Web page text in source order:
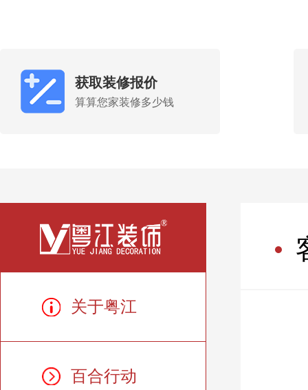
获取装修报价
算算您家装修多少钱
关于粤江
百合行动